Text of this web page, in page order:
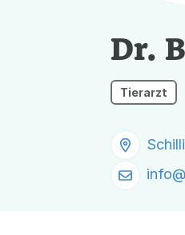
Dr.
Tierarzt
info@